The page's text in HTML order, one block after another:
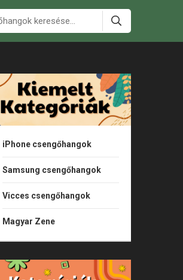
iPhone csengőhangok
Samsung csengőhangok
Vicces csengőhangok
Magyar Zene